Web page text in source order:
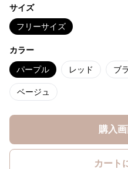
サイズ
フリーサイズ
カラー
パープル レッド ブ
ベージュ
購入
カート